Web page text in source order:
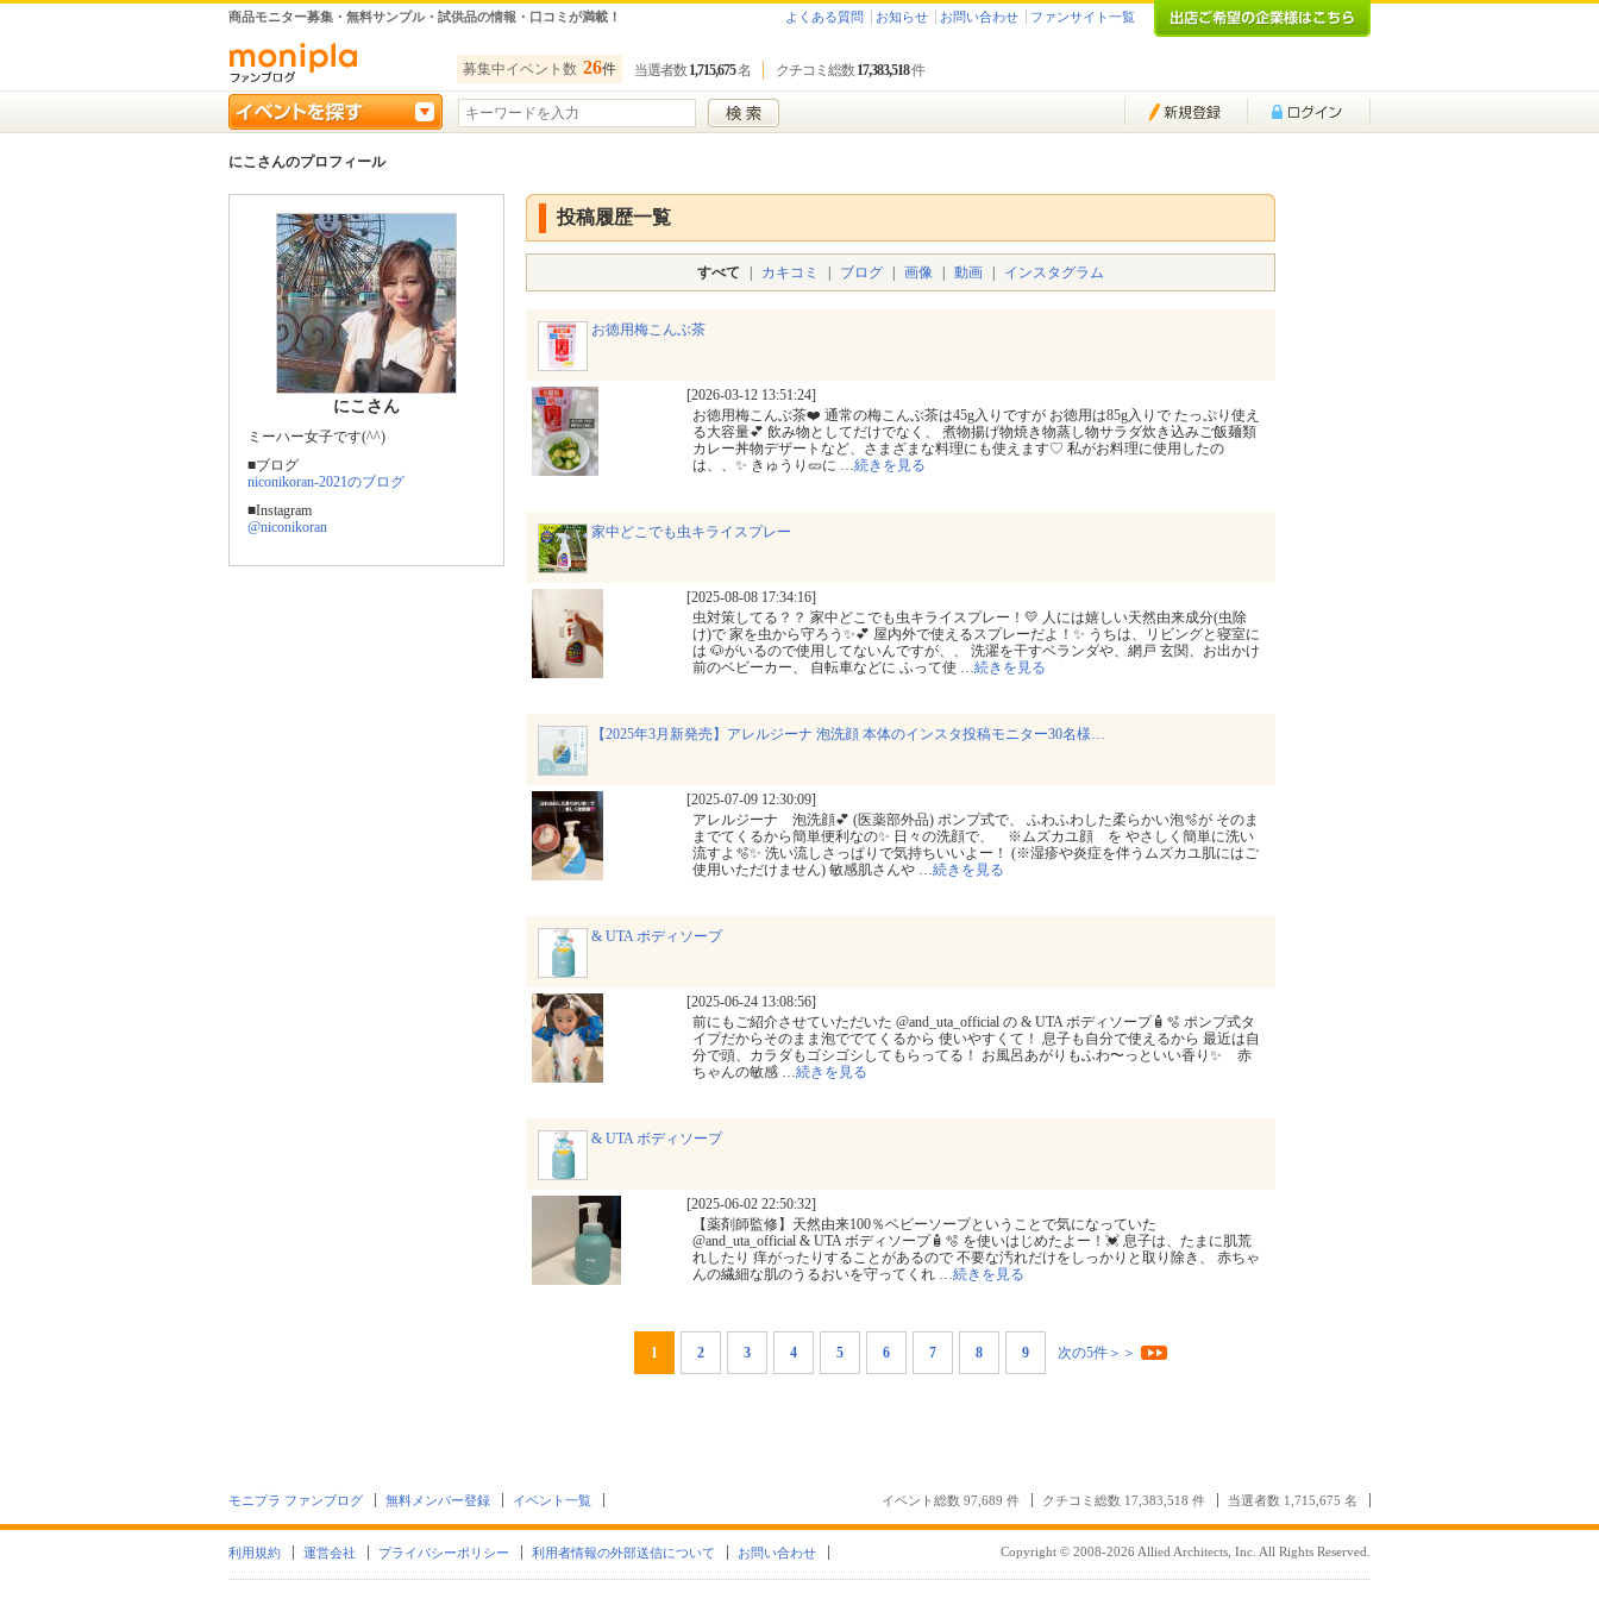
商品モニター募集・無料サンプル・試供品の情報・口コミが満載！ よくある質問 お知らせ お問い合わせ ファンサイト一覧
募集中イベント数 26件 当選者数 1,715,675名 クチコミ総数 17,383,518件
にこさんのプロフィール
にこさん
ミーハー女子です(^^)
■ブログ
niconikoran-2021のブログ
■Instagram
@niconikoran
投稿履歴一覧
すべて カキコミ ブログ 画像 動画 インスタグラム
お徳用梅こんぶ茶
[2026-03-12 13:51:24]
お徳用梅こんぶ茶❤️ 通常の梅こんぶ茶は45g入りですが お徳用は85g入りで たっぷり使え
る大容量💕 飲み物としてだけでなく、 煮物揚げ物焼き物蒸し物サラダ炊き込みご飯麺類
カレー丼物デザートなど、さまざまな料理にも使えます♡ 私がお料理に使用したの
は、、✨ きゅうり🥒に …続きを見る
家中どこでも虫キライスプレー
[2025-08-08 17:34:16]
虫対策してる？？ 家中どこでも虫キライスプレー！💛 人には嬉しい天然由来成分(虫除
け)で 家を虫から守ろう✨💕 屋内外で使えるスプレーだよ！✨ うちは、リビングと寝室に
は 🐶がいるので使用してないんですが、、 洗濯を干すベランダや、網戸 玄関、お出かけ
前のベビーカー、 自転車などに ふって使 …続きを見る
【2025年3月新発売】アレルジーナ 泡洗顔 本体のインスタ投稿モニター30名様…
[2025-07-09 12:30:09]
アレルジーナ 泡洗顔💕 (医薬部外品) ポンプ式で、 ふわふわした柔らかい泡🫧が そのま
までてくるから簡単便利なの✨ 日々の洗顔で、 ※ムズカユ顔 を やさしく簡単に洗い
流すよ🫧✨ 洗い流しさっぱりで気持ちいいよー！ (※湿疹や炎症を伴うムズカユ肌にはご
使用いただけません) 敏感肌さんや …続きを見る
& UTA ボディソープ
[2025-06-24 13:08:56]
前にもご紹介させていただいた @and_uta_official の & UTA ボディソープ🧴🫧 ポンプ式タ
イプだからそのまま泡ででてくるから 使いやすくて！ 息子も自分で使えるから 最近は自
分で頭、カラダもゴシゴシしてもらってる！ お風呂あがりもふわ〜っといい香り✨ 赤
ちゃんの敏感 …続きを見る
& UTA ボディソープ
[2025-06-02 22:50:32]
【薬剤師監修】天然由来100％ベビーソープということで気になっていた
@and_uta_official & UTA ボディソープ🧴🫧 を使いはじめたよー！💓 息子は、たまに肌荒
れしたり 痒がったりすることがあるので 不要な汚れだけをしっかりと取り除き、 赤ちゃ
んの繊細な肌のうるおいを守ってくれ …続きを見る
1 2 3 4 5 6 7 8 9 次の5件＞＞
モニプラ ファンブログ 無料メンバー登録 イベント一覧 イベント総数 97,689 件 クチコミ総数 17,383,518 件 当選者数 1,715,675 名
利用規約 運営会社 プライバシーポリシー 利用者情報の外部送信について お問い合わせ Copyright © 2008-2026 Allied Architects, Inc. All Rights Reserved.